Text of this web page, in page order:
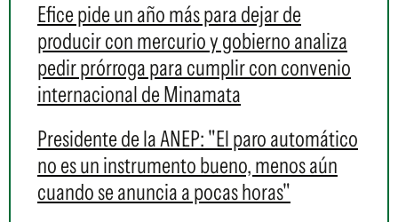
Efice pide un año más para dejar de
producir con mercurio y gobierno analiza
pedir prórroga para cumplir con convenio
internacional de Minamata
Presidente de la ANEP: "El paro automático
no es un instrumento bueno, menos aún
cuando se anuncia a pocas horas"